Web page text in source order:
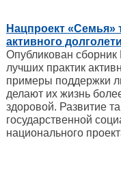
Нацпроект «Семья»
активного
Опубликован сборник
лучших практик
примеры поддержки
делают их жизнь
здоровой. Развитие
государственной
национального